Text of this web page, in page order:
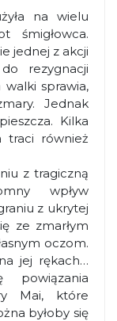
na wielu
śmigłowca.
jednej z akcji
rezygnacji
sprawia,
Jednak
Kilka
traci również
z tragiczną
wpływ
z ukrytej
ze zmarłym
oczom.
jej rękach…
powiązania
Mai, które
byłoby się